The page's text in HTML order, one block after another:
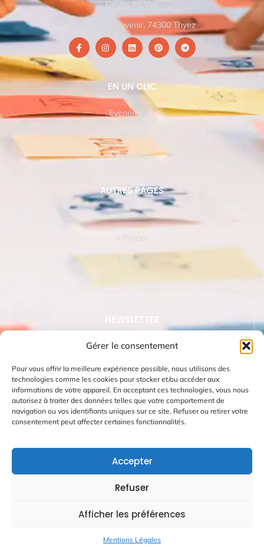
Gérer le consentement
Pour vous offrir la meilleure expérience possible, nous utilisons des
technologies comme les cookies pour stocker et/ou accéder aux
informations de votre appareil. En acceptant ces technologies, vous nous
autorisez à traiter des données telles que votre comportement de
navigation ou vos identifiants uniques sur ce site. Refuser ou retirer votre
consentement peut affecter certaines fonctionnalités.
Accepter
Refuser
Afficher les préférences
Mentions Légales
Déclic en Vue
177 Rue de L’avenir, 74300 Thyez
EN UN CLIC
Evènements
Partenaires
AUTRES PAGES
Accueil
A Propos
Contact
Abonnez-vous à notre newsletter pour recevoir nos
Conditions Générales de VenteMentions Légales